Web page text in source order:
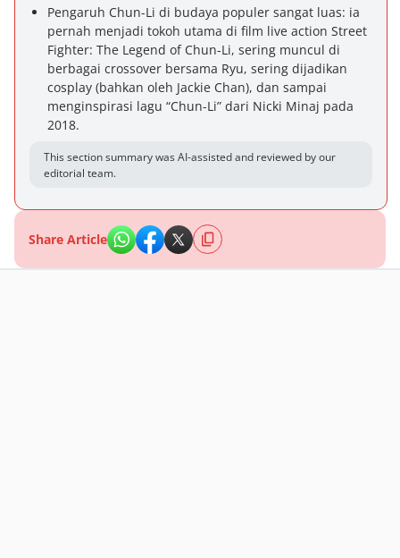
Pengaruh Chun-Li di budaya populer sangat luas: ia
pernah menjadi tokoh utama di film live action Street
Fighter: The Legend of Chun-Li, sering muncul di
berbagai crossover bersama Ryu, sering dijadikan
cosplay (bahkan oleh Jackie Chan), dan sampai
menginspirasi lagu “Chun-Li” dari Nicki Minaj pada
2018.
This section summary was AI-assisted and reviewed by our
editorial team.
Share Article